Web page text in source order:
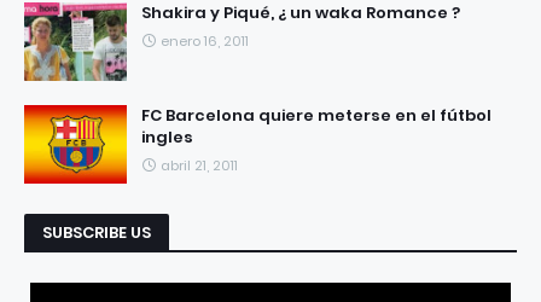
Shakira y Piqué, ¿ un waka Romance ?
enero 16, 2011
FC Barcelona quiere meterse en el fútbol
ingles
abril 21, 2011
SUBSCRIBE US